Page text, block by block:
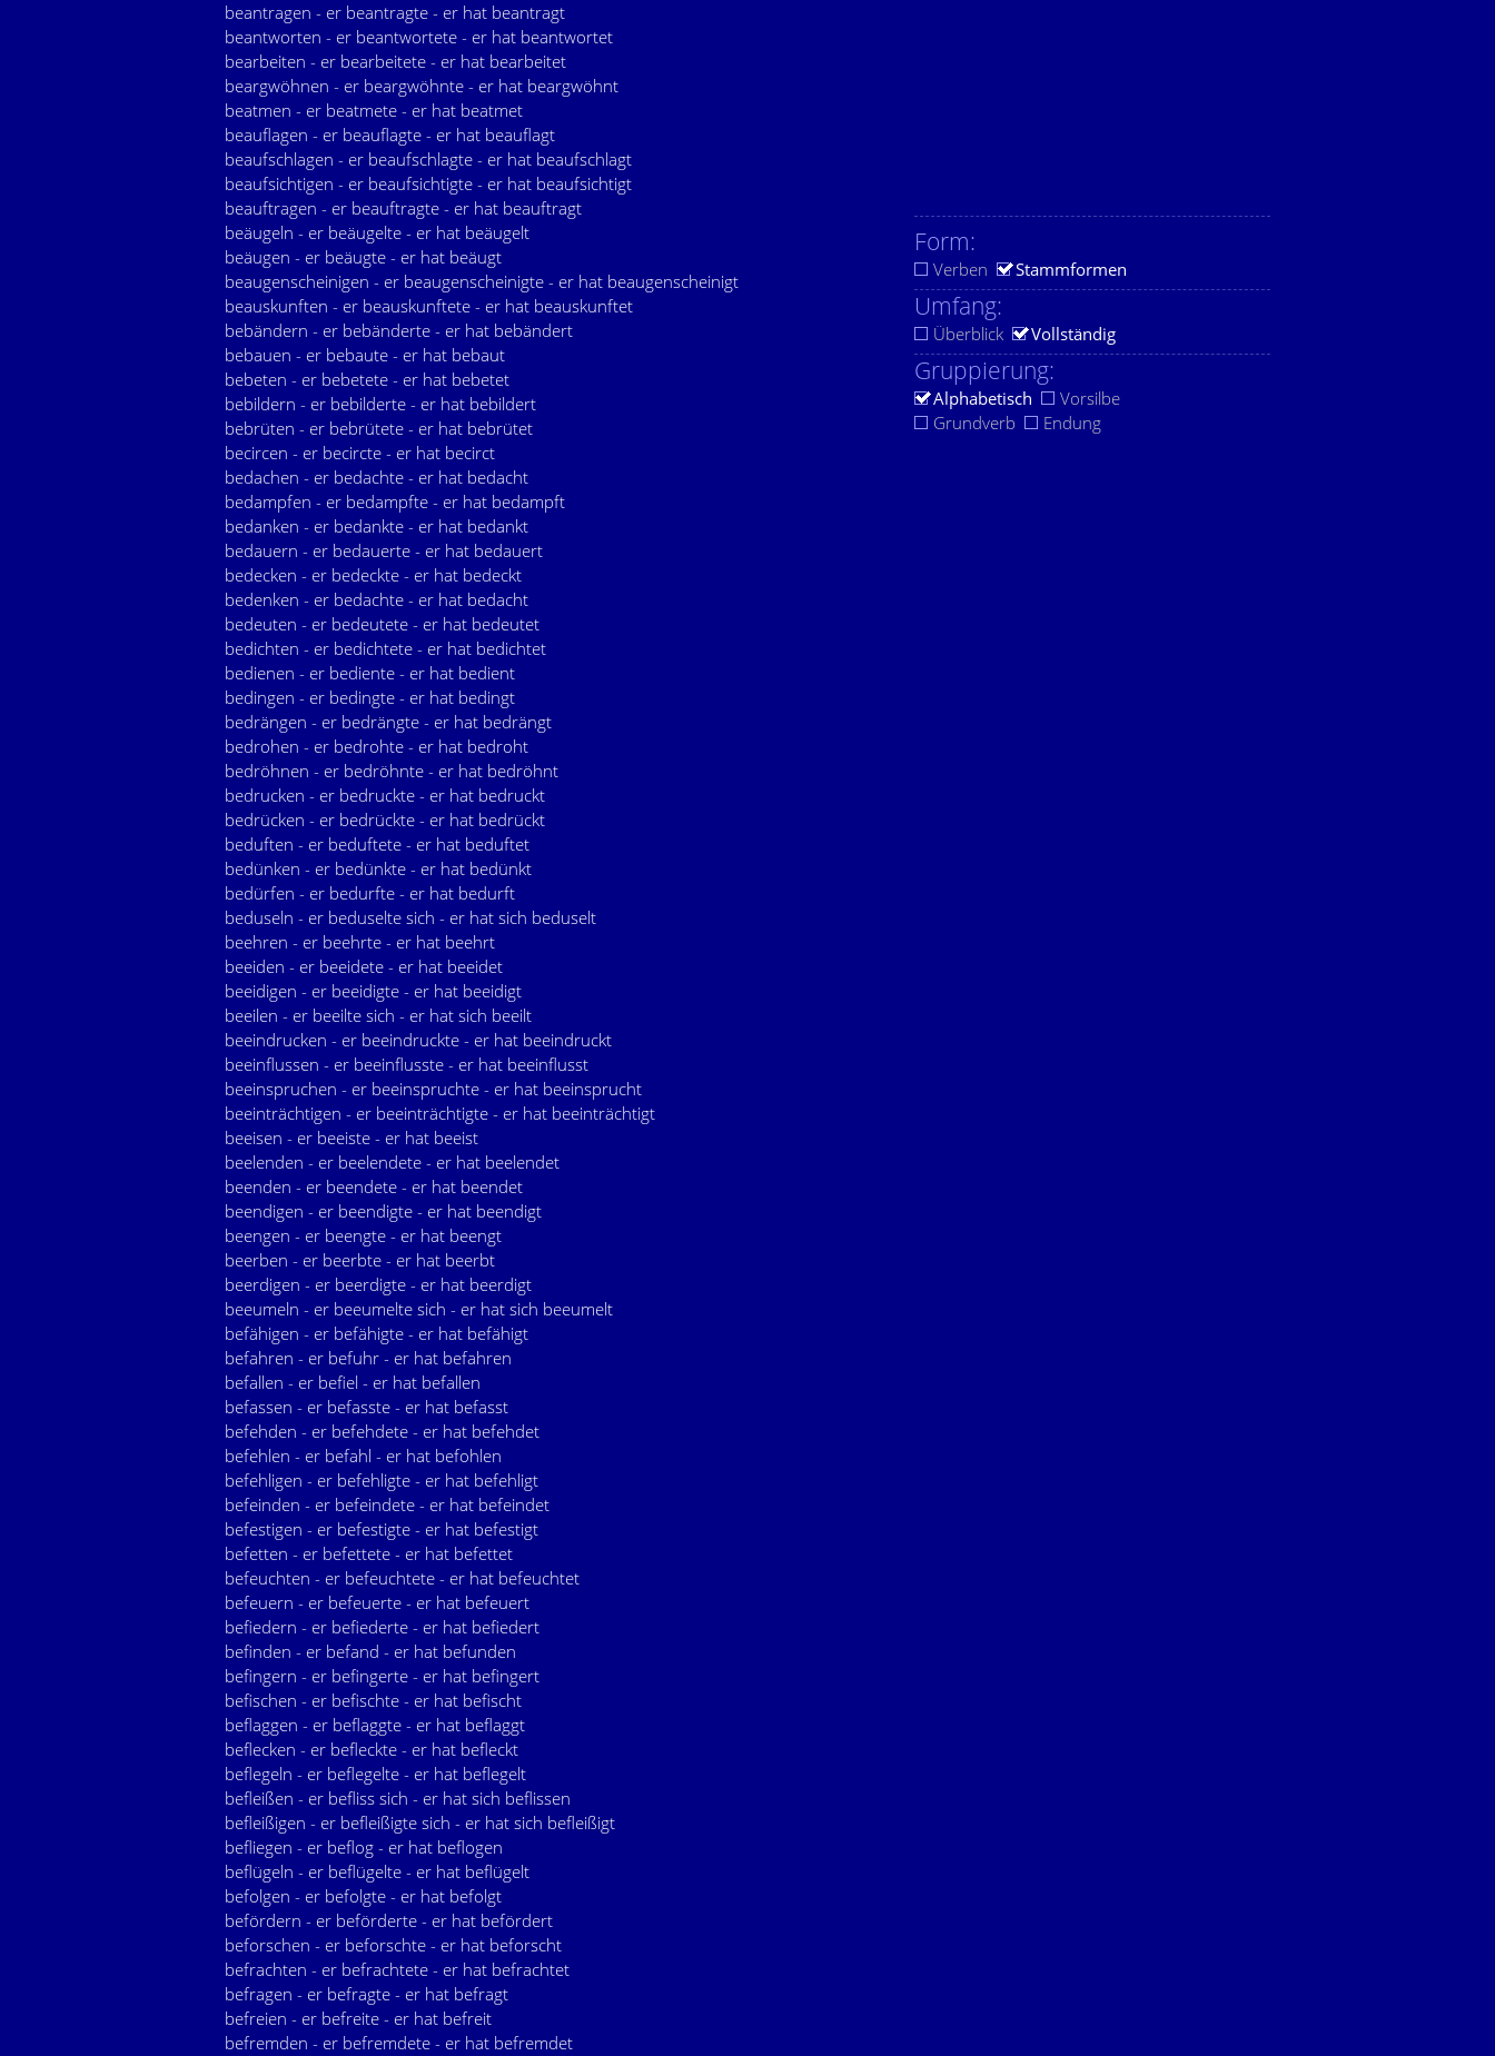
beantragen - er beantragte - er hat beantragt
beantworten - er beantwortete - er hat beantwortet
bearbeiten - er bearbeitete - er hat bearbeitet
beargwöhnen - er beargwöhnte - er hat beargwöhnt
beatmen - er beatmete - er hat beatmet
beauflagen - er beauflagte - er hat beauflagt
beaufschlagen - er beaufschlagte - er hat beaufschlagt
beaufsichtigen - er beaufsichtigte - er hat beaufsichtigt
beauftragen - er beauftragte - er hat beauftragt
beäugeln - er beäugelte - er hat beäugelt
beäugen - er beäugte - er hat beäugt
beaugenscheinigen - er beaugenscheinigte - er hat beaugenscheinigt
beauskunften - er beauskunftete - er hat beauskunftet
bebändern - er bebänderte - er hat bebändert
bebauen - er bebaute - er hat bebaut
bebeten - er bebetete - er hat bebetet
bebildern - er bebilderte - er hat bebildert
bebrüten - er bebrütete - er hat bebrütet
becircen - er becircte - er hat becirct
bedachen - er bedachte - er hat bedacht
bedampfen - er bedampfte - er hat bedampft
bedanken - er bedankte - er hat bedankt
bedauern - er bedauerte - er hat bedauert
bedecken - er bedeckte - er hat bedeckt
bedenken - er bedachte - er hat bedacht
bedeuten - er bedeutete - er hat bedeutet
bedichten - er bedichtete - er hat bedichtet
bedienen - er bediente - er hat bedient
bedingen - er bedingte - er hat bedingt
bedrängen - er bedrängte - er hat bedrängt
bedrohen - er bedrohte - er hat bedroht
bedröhnen - er bedröhnte - er hat bedröhnt
bedrucken - er bedruckte - er hat bedruckt
bedrücken - er bedrückte - er hat bedrückt
beduften - er beduftete - er hat beduftet
bedünken - er bedünkte - er hat bedünkt
bedürfen - er bedurfte - er hat bedurft
beduseln - er beduselte sich - er hat sich beduselt
beehren - er beehrte - er hat beehrt
beeiden - er beeidete - er hat beeidet
beeidigen - er beeidigte - er hat beeidigt
beeilen - er beeilte sich - er hat sich beeilt
beeindrucken - er beeindruckte - er hat beeindruckt
beeinflussen - er beeinflusste - er hat beeinflusst
beeinspruchen - er beeinspruchte - er hat beeinsprucht
beeinträchtigen - er beeinträchtigte - er hat beeinträchtigt
beeisen - er beeiste - er hat beeist
beelenden - er beelendete - er hat beelendet
beenden - er beendete - er hat beendet
beendigen - er beendigte - er hat beendigt
beengen - er beengte - er hat beengt
beerben - er beerbte - er hat beerbt
beerdigen - er beerdigte - er hat beerdigt
beeumeln - er beeumelte sich - er hat sich beeumelt
befähigen - er befähigte - er hat befähigt
befahren - er befuhr - er hat befahren
befallen - er befiel - er hat befallen
befassen - er befasste - er hat befasst
befehden - er befehdete - er hat befehdet
befehlen - er befahl - er hat befohlen
befehligen - er befehligte - er hat befehligt
befeinden - er befeindete - er hat befeindet
befestigen - er befestigte - er hat befestigt
befetten - er befettete - er hat befettet
befeuchten - er befeuchtete - er hat befeuchtet
befeuern - er befeuerte - er hat befeuert
befiedern - er befiederte - er hat befiedert
befinden - er befand - er hat befunden
befingern - er befingerte - er hat befingert
befischen - er befischte - er hat befischt
beflaggen - er beflaggte - er hat beflaggt
beflecken - er befleckte - er hat befleckt
beflegeln - er beflegelte - er hat beflegelt
befleißen - er befliss sich - er hat sich beflissen
befleißigen - er befleißigte sich - er hat sich befleißigt
befliegen - er beflog - er hat beflogen
beflügeln - er beflügelte - er hat beflügelt
befolgen - er befolgte - er hat befolgt
befördern - er beförderte - er hat befördert
beforschen - er beforschte - er hat beforscht
befrachten - er befrachtete - er hat befrachtet
befragen - er befragte - er hat befragt
befreien - er befreite - er hat befreit
befremden - er befremdete - er hat befremdet
Form:
Verben Stammformen
Umfang:
Überblick Vollständig
Gruppierung:
Alphabetisch
Vorsilbe
Grundverb
Endung